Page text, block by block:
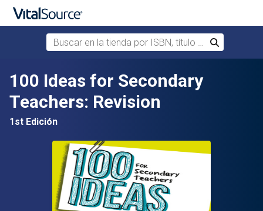
Saltar al contenido principal
Buscar en la tienda por ISBN, título o autor
Buscar
100 Ideas for Secondary
Teachers: Revision
1st Edición